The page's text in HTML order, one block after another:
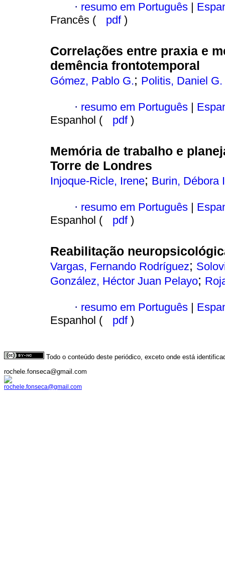
· resumo em Português
Francês (
pdf )
Correlações entre praxia e
demência frontotemporal
Gómez, Pablo G.; Politis, Daniel G.
· resumo em Português
Espanhol (
pdf )
Memória de trabalho e
Torre de Londres
Injoque-Ricle, Irene; Burin, Débora
· resumo em Português
Espanhol (
pdf )
Reabilitação
Vargas, Fernando Rodríguez;
González, Héctor Juan Pelayo;
· resumo em Português
Espanhol (
pdf )
Todo o conteúdo deste periódico, exceto onde está
rochele.fonseca@gmail.com
rochele.fonseca@gmail.com